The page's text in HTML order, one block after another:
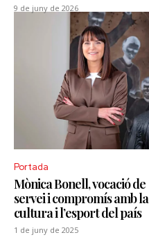
9 de juny de 2026
Portada
Mònica Bonell, vocació de
servei i compromís amb la
cultura i l’esport del país
1 de juny de 2025